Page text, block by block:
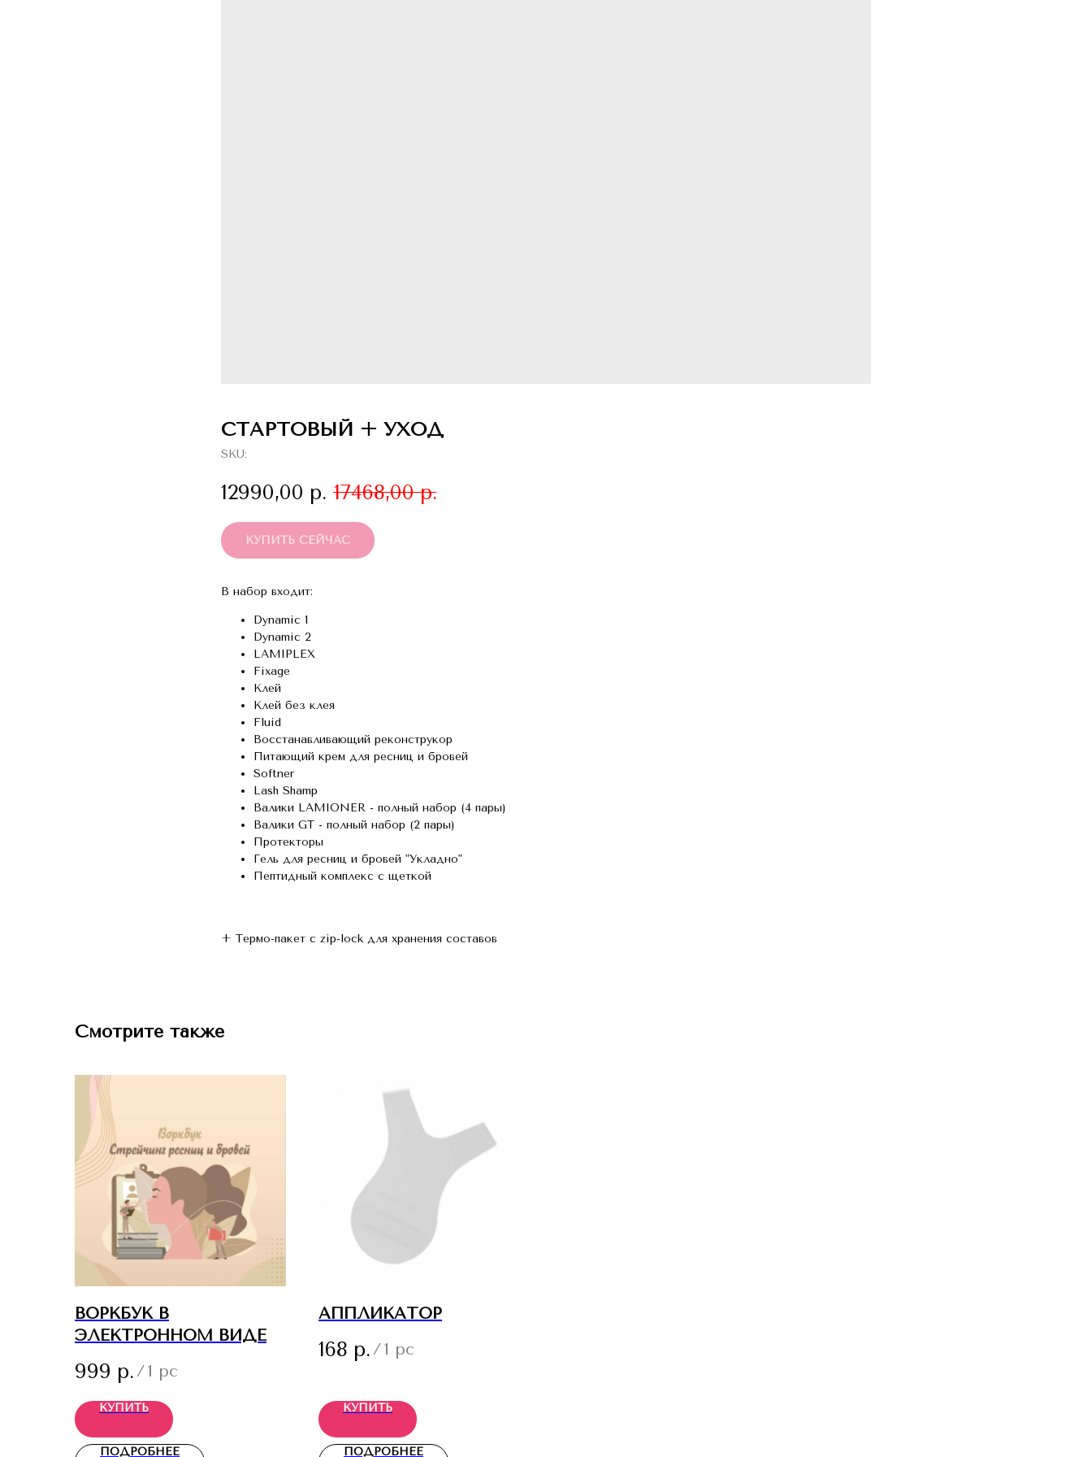
СТАРТОВЫЙ + УХОД
SKU:
12990,00 р. 17468,00 р.
КУПИТЬ СЕЙЧАС
В набор входит:
Dynamic 1
Dynamic 2
LAMIPLEX
Fixage
Клей
Клей без клея
Fluid
Восстанавливающий реконструкор
Питающий крем для ресниц и бровей
Softner
Lash Shamp
Валики LAMIONER - полный набор (4 пары)
Валики GT - полный набор (2 пары)
Протекторы
Гель для ресниц и бровей "Укладно"
Пептидный комплекс с щеткой
+ Термо-пакет с zip-lock для хранения составов
Смотрите также
ВОРКБУК В
ЭЛЕКТРОННОМ ВИДЕ
999 р. /1 pc
КУПИТЬ
ПОДРОБНЕЕ
АППЛИКАТОР
168 р. /1 pc
КУПИТЬ
ПОДРОБНЕЕ